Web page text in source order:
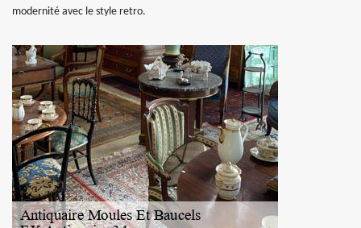
modernité avec le style retro.